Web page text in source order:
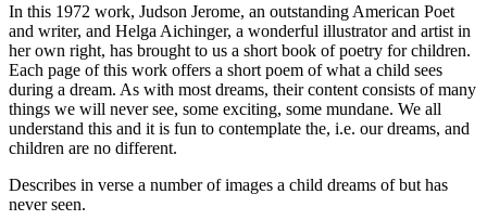
In this 1972 work, Judson Jerome, an outstanding American Poet
and writer, and Helga Aichinger, a wonderful illustrator and artist in
her own right, has brought to us a short book of poetry for children.
Each page of this work offers a short poem of what a child sees
during a dream. As with most dreams, their content consists of many
things we will never see, some exciting, some mundane. We all
understand this and it is fun to contemplate the, i.e. our dreams, and
children are no different.
Describes in verse a number of images a child dreams of but has
never seen.